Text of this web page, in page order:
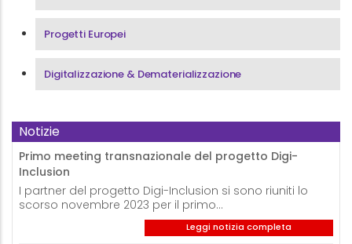
Progetti Europei
Digitalizzazione & Dematerializzazione
Notizie
Primo meeting transnazionale del progetto Digi-
Inclusion
I partner del progetto Digi-Inclusion si sono riuniti lo
scorso novembre 2023 per il primo…
Leggi notizia completa